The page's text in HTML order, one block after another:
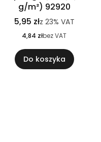
g/m²) 92920
5,95 złz 23% VAT
4,84 złbez VAT
Do koszyka